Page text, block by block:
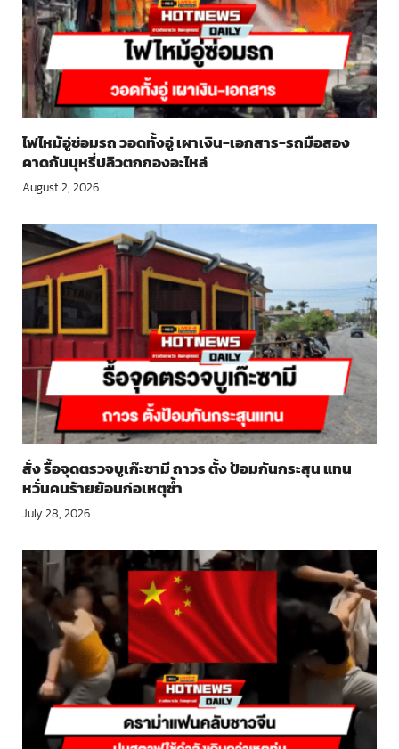
ไฟไหม้อู่ซ่อมรถ วอดทั้งอู่ เผาเงิน-เอกสาร-รถมือสอง
คาดก้นบุหรี่ปลิวตกกองอะไหล่
August 2, 2026
สั่ง รื้อจุดตรวจบูเก๊ะซามี ถาวร ตั้ง ป้อมกันกระสุน แทน
หวั่นคนร้ายย้อนก่อเหตุซ้ำ
July 28, 2026